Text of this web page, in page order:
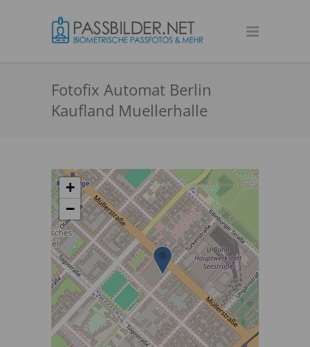
Fotofix Automat Berlin
Kaufland Muellerhalle
+
−